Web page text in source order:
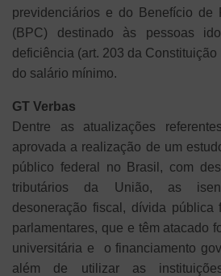
previdenciários e do Benefício de
(BPC) destinado às pessoas
deficiência (art. 203 da
do salário mínimo.
GT Verbas
Dentre as atualizações
aprovada a realização de um
público federal no Brasil, com
tributários da União, as
desoneração fiscal, dívida pública
parlamentares, que e têm atacado
universitária e o financiamento
além de utilizar as